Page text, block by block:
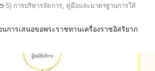
5) การบริหารจัดการ, คู่มือและมาตรฐานการให้
การเสนอขอพระราชทานเครื่องราชอิสริยาภ